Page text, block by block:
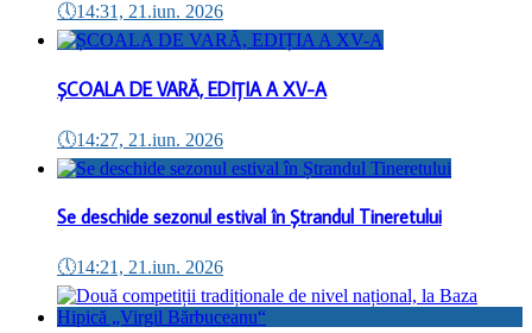
🕔14:31, 21.iun. 2026
ȘCOALA DE VARĂ, EDIȚIA A XV-A
🕔14:27, 21.iun. 2026
Se deschide sezonul estival în Ștrandul Tineretului
🕔14:21, 21.iun. 2026